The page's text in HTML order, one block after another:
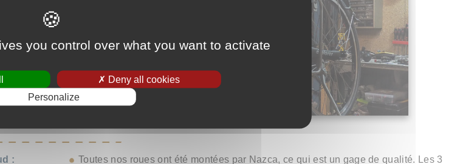
you control over what you want to activate
Deny all cookies
Personalize
Ils ont
:
Toutes nos roues ont été montées par Nazca, ce qui est un gage de qualité. Les 3